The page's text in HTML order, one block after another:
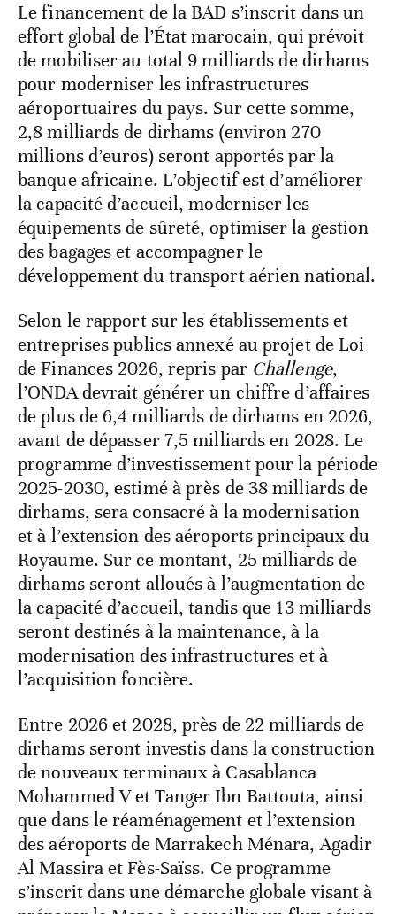
Le financement de la BAD s’inscrit dans un
effort global de l’État marocain, qui prévoit
de mobiliser au total 9 milliards de dirhams
pour moderniser les infrastructures
aéroportuaires du pays. Sur cette somme,
2,8 milliards de dirhams (environ 270
millions d’euros) seront apportés par la
banque africaine. L’objectif est d’améliorer
la capacité d’accueil, moderniser les
équipements de sûreté, optimiser la gestion
des bagages et accompagner le
développement du transport aérien national.
Selon le rapport sur les établissements et
entreprises publics annexé au projet de Loi
de Finances 2026, repris par Challenge,
l’ONDA devrait générer un chiffre d’affaires
de plus de 6,4 milliards de dirhams en 2026,
avant de dépasser 7,5 milliards en 2028. Le
programme d’investissement pour la période
2025-2030, estimé à près de 38 milliards de
dirhams, sera consacré à la modernisation
et à l’extension des aéroports principaux du
Royaume. Sur ce montant, 25 milliards de
dirhams seront alloués à l’augmentation de
la capacité d’accueil, tandis que 13 milliards
seront destinés à la maintenance, à la
modernisation des infrastructures et à
l’acquisition foncière.
Entre 2026 et 2028, près de 22 milliards de
dirhams seront investis dans la construction
de nouveaux terminaux à Casablanca
Mohammed V et Tanger Ibn Battouta, ainsi
que dans le réaménagement et l’extension
des aéroports de Marrakech Ménara, Agadir
Al Massira et Fès-Saïss. Ce programme
s’inscrit dans une démarche globale visant à